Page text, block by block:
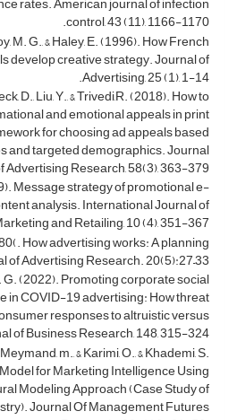
control, 43 (11), 1166-1170.
M. G., & Haley, E. (1996). How French
develop creative strategy. Journal of
Advertising, 25 (1), 1-14.
D., Liu, Y., & Trivedi,R. (2018). How to
and emotional appeals in print
for choosing ad appeals based
and targeted demographics. Journal
Advertising Research, 58(3), 363-379.
Message strategy of promotional e-
analysis. International Journal of
and Retailing, 10 (4), 351-367.
How advertising works: A planning
of Advertising Research. 20(5):27–33.
G. (2022). Promoting corporate social
in COVID-19 advertising: How threat
responses to altruistic versus
ofBusiness Research, 148, 315-324.
m., & Karimi, O., & Khademi, S.
for Marketing Intelligence Using
Modeling Approach (Case Study of
Journal Of Management Futures